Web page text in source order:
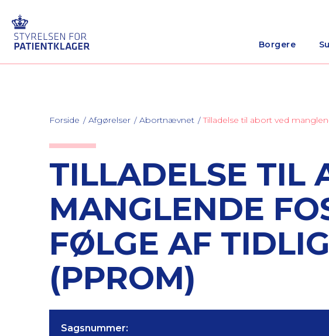
Borgere
Forside Afgørelser Abortnævnet Tilladelse til abort ved
TILLADELSE TIL
MANGLENDE
FØLGE AF
(PPROM)
Sagsnummer: